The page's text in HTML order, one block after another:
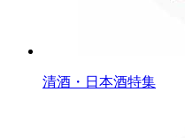
清酒・日本酒特集